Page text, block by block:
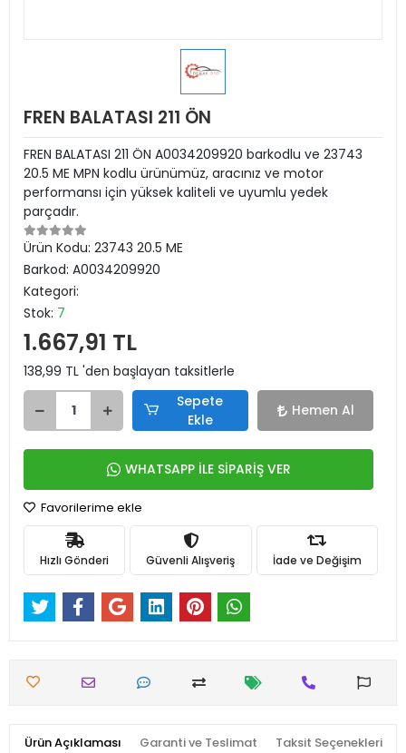
FREN BALATASI 211 ÖN
FREN BALATASI 211 ÖN A0034209920 barkodlu ve 23743
20.5 ME MPN kodlu ürünümüz, aracınız ve motor
performansı için yüksek kaliteli ve uyumlu yedek
parçadır.
Ürün Kodu: 23743 20.5 ME
Barkod: A0034209920
Kategori:
Stok: 7
1.667,91 TL
138,99 TL 'den başlayan taksitlerle
Sepete
Ekle
Hemen Al
WHATSAPP İLE SİPARİŞ VER
Favorilerime ekle
Hızlı Gönderi Güvenli Alışveriş İade ve Değişim
Ürün Açıklaması Garanti ve Teslimat Taksit Seçenekleri